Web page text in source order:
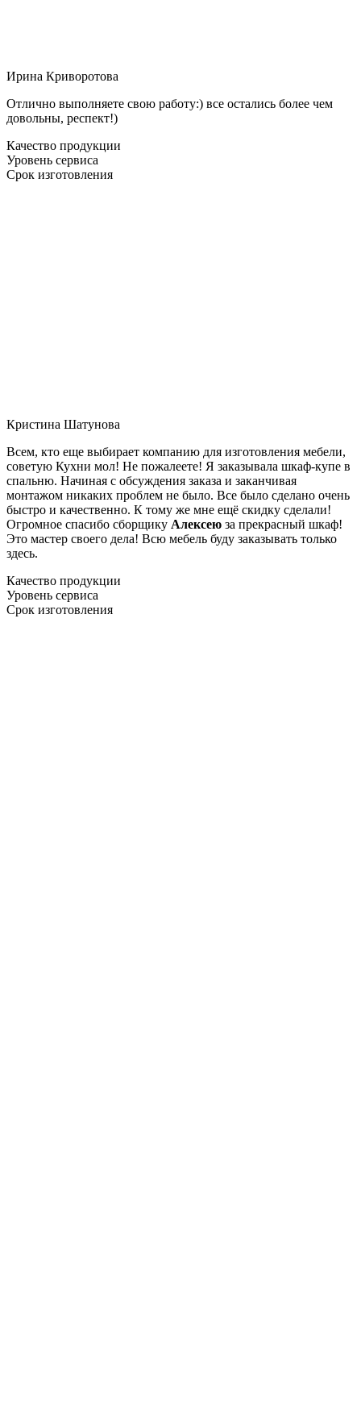
Ирина Криворотова
Отлично выполняете свою работу:) все остались более чем
довольны, респект!)
Качество продукции
Уровень сервиса
Срок изготовления
Кристина Шатунова
Всем, кто еще выбирает компанию для изготовления мебели,
советую Кухни мол! Не пожалеете! Я заказывала шкаф-купе в
спальню. Начиная с обсуждения заказа и заканчивая
монтажом никаких проблем не было. Все было сделано очень
быстро и качественно. К тому же мне ещё скидку сделали!
Огромное спасибо сборщику Алексею за прекрасный шкаф!
Это мастер своего дела! Всю мебель буду заказывать только
здесь.
Качество продукции
Уровень сервиса
Срок изготовления